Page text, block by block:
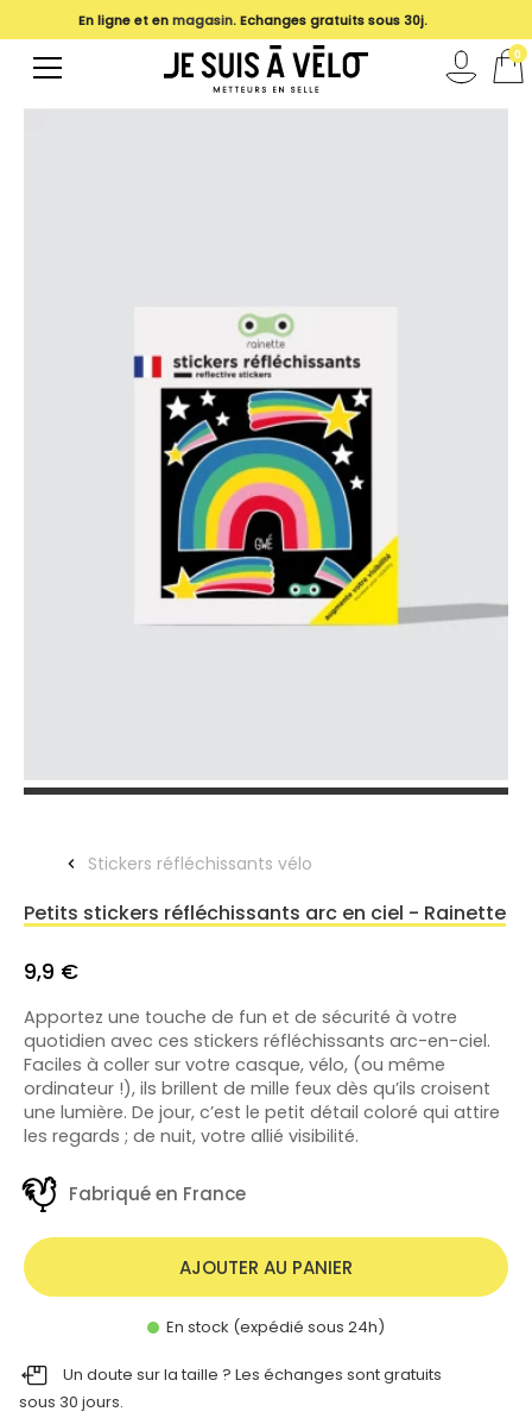
Stickers réfléchissants vélo
Petits stickers réfléchissants arc en ciel - Rainette
9,9 €
Apportez une touche de fun et de sécurité à votre
quotidien avec ces stickers réfléchissants arc-en-ciel.
Faciles à coller sur votre casque, vélo, (ou même
ordinateur !), ils brillent de mille feux dès qu’ils croisent
une lumière. De jour, c’est le petit détail coloré qui attire
les regards ; de nuit, votre allié visibilité.
Fabriqué en France
AJOUTER AU PANIER
En stock (expédié sous 24h)
Un doute sur la taille ? Les échanges sont gratuits
sous 30 jours.
En ligne et enmagasin. Echanges gratuits sous 30j.
0